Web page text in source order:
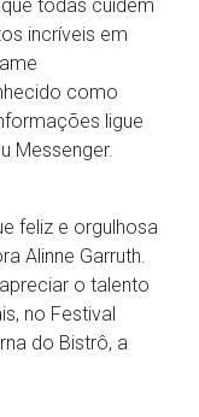
todas cuidem
incríveis em
como
ligue
Messenger.
feliz e orgulhosa
Alinne Garruth.
o talento
no Festival
do Bistrô, a